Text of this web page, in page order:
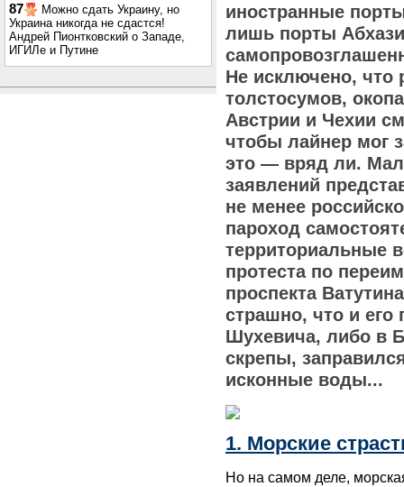
87
Можно сдать Украину, но
Украина никогда не сдастся!
Андрей Пионтковский о Западе,
ИГИЛе и Путине
иностранные
лишь порты
Не исключено, что
толстосумов,
Австрии и Чехии
чтобы лайнер мог
это — вряд ли.
заявлений
не менее
пароход
территориальные
протеста по
проспекта
страшно, что и
Шухевича, либо в
скрепы,
исконные воды...
1. Морские
Но на самом деле,